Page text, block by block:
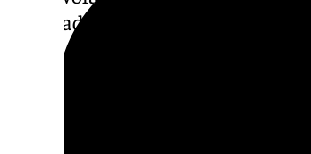
celebrada recientemente, volvió
desplegada en varios puntos de